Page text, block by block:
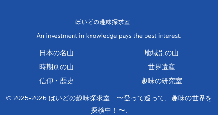
日本の名山
地域別の山
時期別の山
世界遺産
信仰・歴史
趣味の研究室
© 2025-2026 ぼいどの趣味探求室 〜登って巡って、趣味の世界を
探検中！〜.